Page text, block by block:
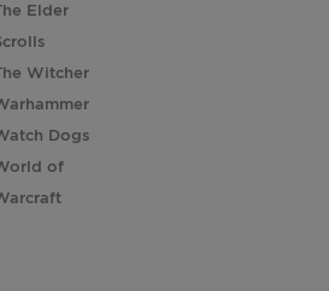
Elder
Witcher
Dogs
of